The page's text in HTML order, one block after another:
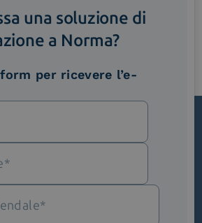
newsletter
ed eventi dal mondo della
digitale.
una soluzione di
a Norma?
per ricevere l’e-